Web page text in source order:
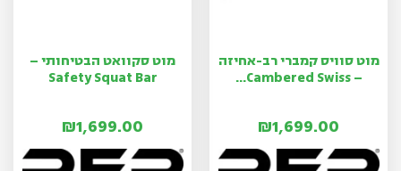
מוט סוויס קמברי רב-אחיזה
– Cambered Swiss...
₪1,699.00
מוט סקוואט הבטיחותי –
Safety Squat Bar
₪1,699.00